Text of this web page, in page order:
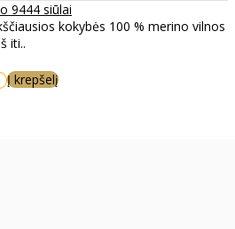
9444 siūlai
kokybės 100 % merino vilnos
iti..
Į krepšelį